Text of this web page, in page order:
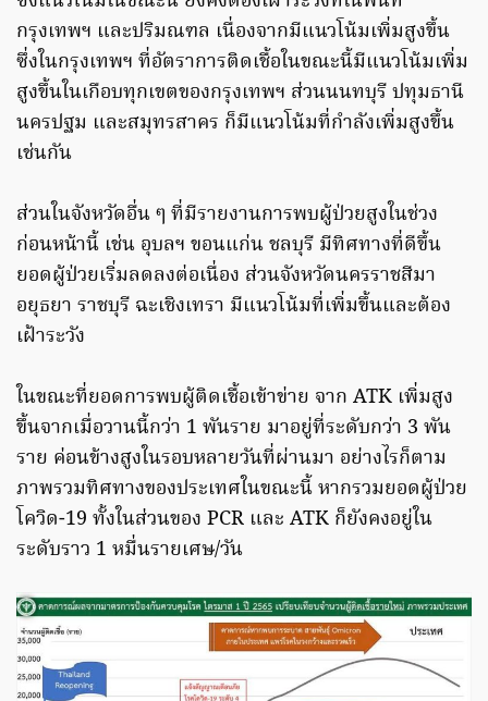
กรุงเทพฯ และปริมณฑล เนื่องจากมีแนวโน้มเพิ่มสูงขึ้น
ซึ่งในกรุงเทพฯ ที่อัตราการติดเชื้อในขณะนี้มีแนวโน้มเพิ่ม
สูงขึ้นในเกือบทุกเขตของกรุงเทพฯ ส่วนนนทบุรี ปทุมธานี
นครปฐม และสมุทรสาคร ก็มีแนวโน้มที่กำลังเพิ่มสูงขึ้น
เช่นกัน
ส่วนในจังหวัดอื่น ๆ ที่มีรายงานการพบผู้ป่วยสูงในช่วง
ก่อนหน้านี้ เช่น อุบลฯ ขอนแก่น ชลบุรี มีทิศทางที่ดีขึ้น
ยอดผู้ป่วยเริ่มลดลงต่อเนื่อง ส่วนจังหวัดนครราชสีมา
อยุธยา ราชบุรี ฉะเชิงเทรา มีแนวโน้มที่เพิ่มขึ้นและต้อง
เฝ้าระวัง
ในขณะที่ยอดการพบผู้ติดเชื้อเข้าข่าย จาก ATK เพิ่มสูง
ขึ้นจากเมื่อวานนี้กว่า 1 พันราย มาอยู่ที่ระดับกว่า 3 พัน
ราย ค่อนข้างสูงในรอบหลายวันที่ผ่านมา อย่างไรก็ตาม
ภาพรวมทิศทางของประเทศในขณะนี้ หากรวมยอดผู้ป่วย
โควิด-19 ทั้งในส่วนของ PCR และ ATK ก็ยังคงอยู่ใน
ระดับราว 1 หมื่นรายเศษ/วัน